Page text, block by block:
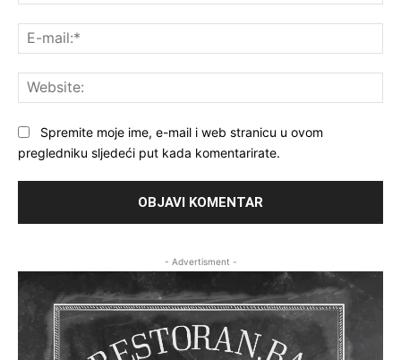
Spremite moje ime, e-mail i web stranicu u ovom
pregledniku sljedeći put kada komentarirate.
- Advertisment -